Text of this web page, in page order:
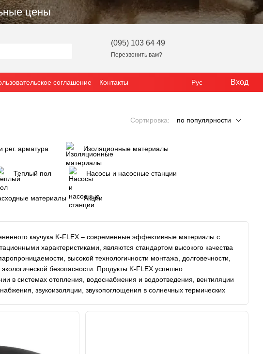
цены
(095) 103 64 49
Перезвонить вам?
соглашение
Контакты
Рус Вход
Сортировка: по популярности
рег. арматура Изоляционные материалы
Теплый пол Насосы и насосные станции
материалы Акции
каучука K-FLEX – современные эффективные материалы с
характеристиками, являются стандартом высокого качества
высокой технологичности монтажа, долговечности,
безопасности. Продукты K-FLEX успешно
в системах отопления, водоснабжения и водоотведения, вентиляции
звукоизоляции, звукопоглощения в солнечных термических